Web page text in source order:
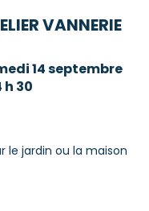
VANNERIE
14 septembre
h 30
le jardin ou la maison